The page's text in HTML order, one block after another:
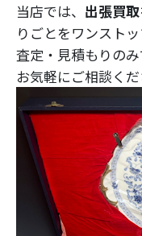
当店では、 出張買取
りごとをワンストッ
査定・見積もりの
お気軽にご相談くだ